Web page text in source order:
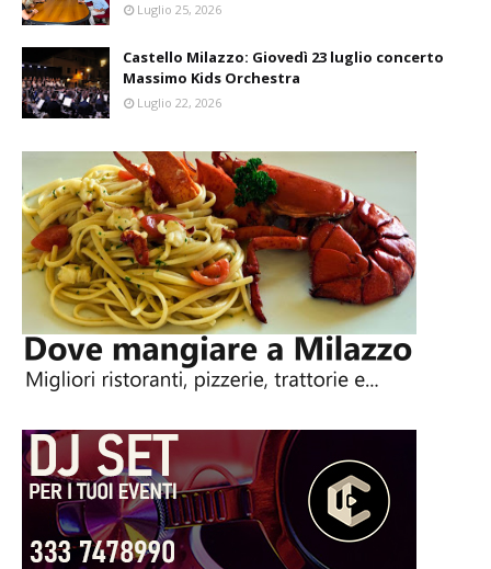
Luglio 25, 2026
Castello Milazzo: Giovedì 23 luglio concerto
Massimo Kids Orchestra
Luglio 22, 2026